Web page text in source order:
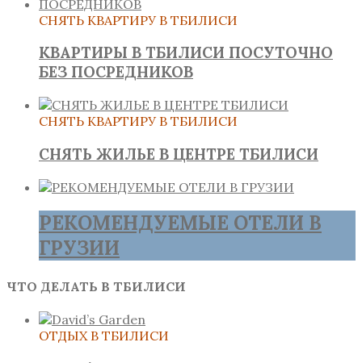
СНЯТЬ КВАРТИРУ В ТБИЛИСИ
КВАРТИРЫ В ТБИЛИСИ ПОСУТОЧНО
БЕЗ ПОСРЕДНИКОВ
СНЯТЬ КВАРТИРУ В ТБИЛИСИ
СНЯТЬ ЖИЛЬЕ В ЦЕНТРЕ ТБИЛИСИ
РЕКОМЕНДУЕМЫЕ ОТЕЛИ В
ГРУЗИИ
ЧТО ДЕЛАТЬ В ТБИЛИСИ
ОТДЫХ В ТБИЛИСИ